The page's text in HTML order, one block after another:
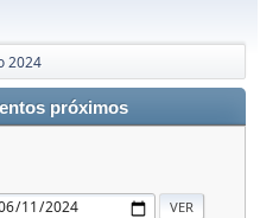
2024
próximos